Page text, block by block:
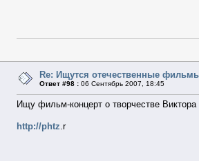
Re: Ищутся отечественные
Ответ #98 : 06 Сентябрь 2007, 18:45
Ищу фильм-концерт о творчестве
http://phtz.r